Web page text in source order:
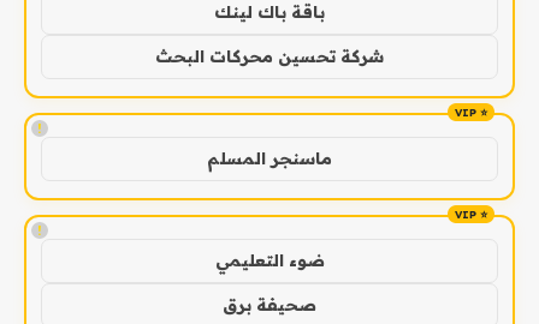
باقة باك لينك
شركة تحسين محركات البحث
!
ماسنجر المسلم
!
ضوء التعليمي
صحيفة برق